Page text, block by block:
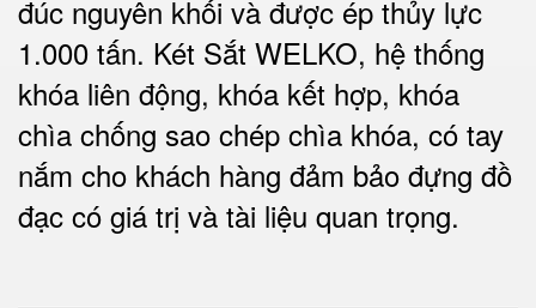
đúc nguyên khối và được ép thủy lực
1.000 tấn. Két Sắt WELKO, hệ thống
khóa liên động, khóa kết hợp, khóa
chìa chống sao chép chìa khóa, có tay
nắm cho khách hàng đảm bảo đựng đồ
đạc có giá trị và tài liệu quan trọng.